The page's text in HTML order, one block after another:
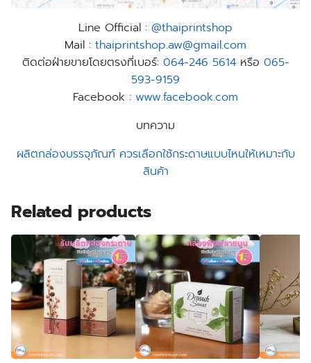
Line Official : @thaiprintshop
Mail : thaiprintshop.aw@gmail.com
ติดต่อฝ่ายขายโดยตรงที่เบอร์: 064-246 5614หรือ 065-
593-9159
Facebook : www.facebook.com
บทความ
ผลิตกล่องบรรจุภัณฑ์ ควรเลือกใช้กระดาษแบบไหนให้เหมาะกับ
สินค้า
Related products